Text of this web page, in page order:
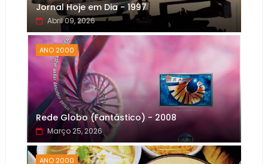
Jornal Hoje em Dia - 1997
Abril 09, 2026
ANO 2000
Rede Globo (Fantástico) - 2008
Março 25, 2026
ANO 2000